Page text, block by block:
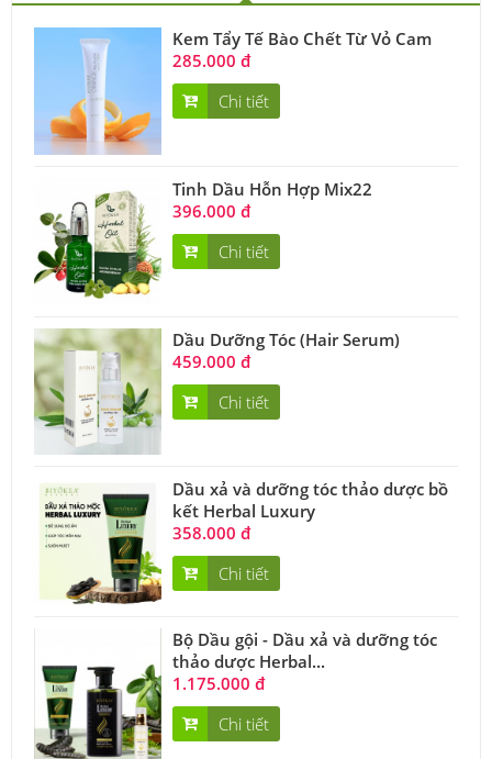
Kem Tẩy Tế Bào Chết Từ Vỏ Cam
285.000 đ
Chi tiết
Tinh Dầu Hỗn Hợp Mix22
396.000 đ
Chi tiết
Dầu Dưỡng Tóc (Hair Serum)
459.000 đ
Chi tiết
Dầu xả và dưỡng tóc thảo dược bồ
kết Herbal Luxury
358.000 đ
Chi tiết
Bộ Dầu gội - Dầu xả và dưỡng tóc
thảo dược Herbal...
1.175.000 đ
Chi tiết